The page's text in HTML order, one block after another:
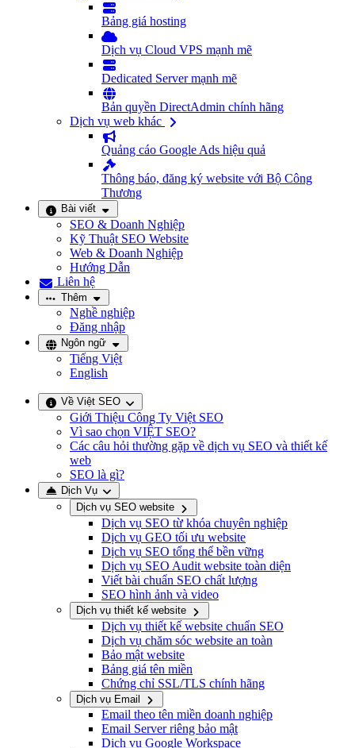
Bảng giá hosting
Dịch vụ Cloud VPS mạnh mẽ
Dedicated Server mạnh mẽ
Bản quyền DirectAdmin chính hãng
Dịch vụ web khác
Quảng cáo Google Ads hiệu quả
Thông báo, đăng ký website với Bộ Công
Thương
Bài viết
SEO & Doanh Nghiệp
Kỹ Thuật SEO Website
Web & Doanh Nghiệp
Hướng Dẫn
Liên hệ
Thêm
Nghề nghiệp
Đăng nhập
Ngôn ngữ
Tiếng Việt
English
Về Việt SEO
Giới Thiệu Công Ty Việt SEO
Vì sao chọn VIỆT SEO?
Các câu hỏi thường gặp về dịch vụ SEO và thiết kế
web
SEO là gì?
Dịch Vụ
Dịch vụ SEO website
Dịch vụ SEO từ khóa chuyên nghiệp
Dịch vụ GEO tối ưu website
Dịch vụ SEO tổng thể bền vững
Dịch vụ SEO Audit website toàn diện
Viết bài chuẩn SEO chất lượng
SEO hình ảnh và video
Dịch vụ thiết kế website
Dịch vụ thiết kế website chuẩn SEO
Dịch vụ chăm sóc website an toàn
Bảo mật website
Bảng giá tên miền
Chứng chỉ SSL/TLS chính hãng
Dịch vụ Email
Email theo tên miền doanh nghiệp
Email Server riêng bảo mật
Dịch vụ Google Workspace